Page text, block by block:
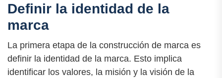
Definir la identidad de la
marca
La primera etapa de la construcción de marca es
definir la identidad de la marca. Esto implica
identificar los valores, la misión y la visión de la